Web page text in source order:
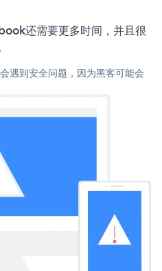
还需要更多时间，并且很
遇到安全问题，因为黑客可能会